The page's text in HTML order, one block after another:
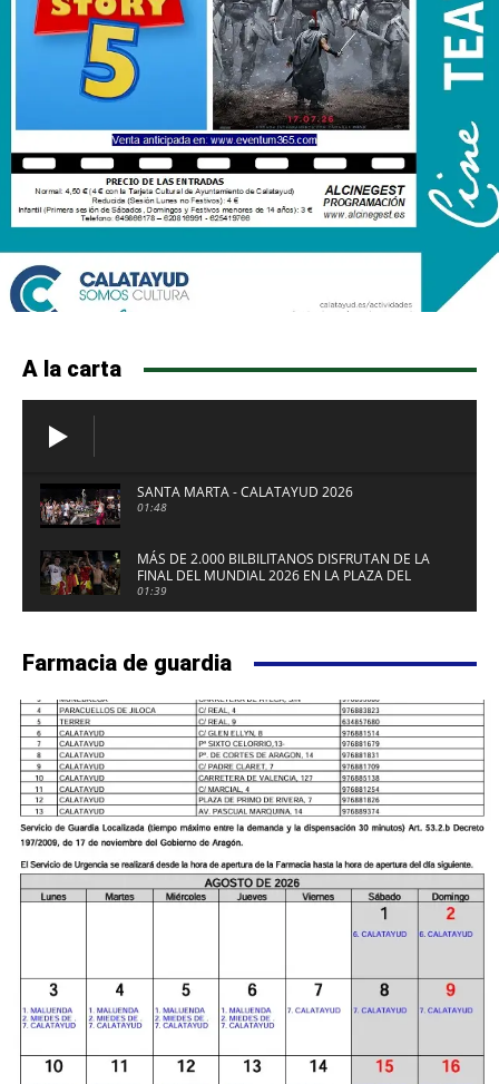
A la carta
SANTA MARTA - CALATAYUD 2026
01:48
MÁS DE 2.000 BILBILITANOS DISFRUTAN DE LA
FINAL DEL MUNDIAL 2026 EN LA PLAZA DEL
FUERTE DE CALATAYUD
01:39
Farmacia de guardia